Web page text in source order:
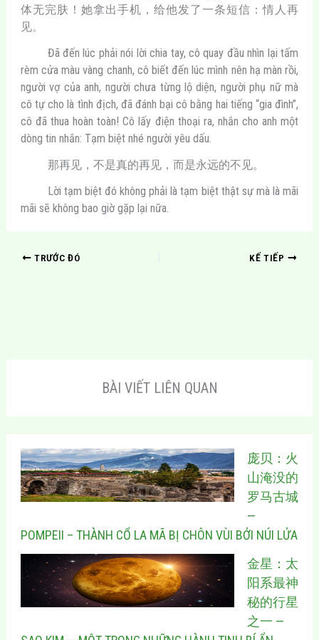
BÀI VIẾT LIÊN QUAN
庞贝：火
山淹没的
罗马古城
—
POMPEII – THÀNH CỔ LA MÃ BỊ CHÔN VÙI BỞI NÚI LỬA
金星：太
阳系最神
秘的行星
之一 —
体无完肤！她拿出手机，给他发了一条短信：情人再
见。
Đã đến lúc phải nói lời chia tay, cô quay đầu nhìn lại tấm
rèm cửa màu vàng chanh, cô biết đến lúc mình nên hạ màn rồi,
người vợ của anh, người chưa từng lộ diện, người phụ nữ mà
cô tự cho là tình địch, đã đánh bại cô bằng hai tiếng “gia đình”,
cô đã thua hoàn toàn! Cô lấy điện thoại ra, nhắn cho anh một
dòng tin nhắn: Tạm biệt nhé người yêu dấu.
那再见，不是真的再见，而是永远的不见。
Lời tạm biệt đó không phải là tạm biệt thật sự mà là mãi
mãi sẽ không bao giờ gặp lại nữa.
TRƯỚC ĐÓ KẾ TIẾP